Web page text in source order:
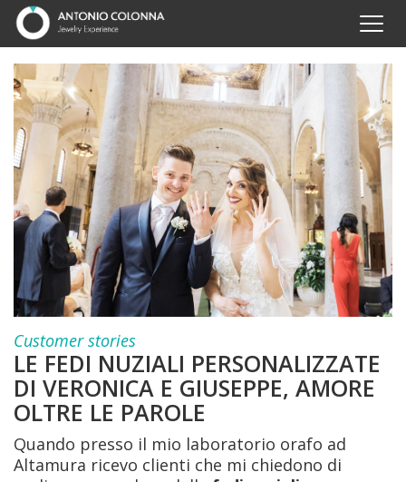
Customer stories
LE FEDI NUZIALI PERSONALIZZATE
DI VERONICA E GIUSEPPE, AMORE
OLTRE LE PAROLE
Quando presso il mio laboratorio orafo ad
Altamura ricevo clienti che mi chiedono di